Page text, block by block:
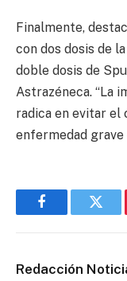
Finalmente,
con dos dosis de
doble dosis de
Astrazéneca. “La
radica en evitar el
enfermedad grave
Facebook
Redacción